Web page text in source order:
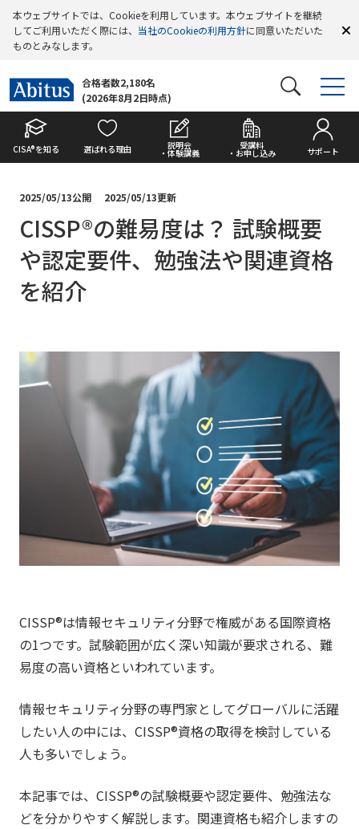
本ウェブサイトでは、Cookieを利用しています。本ウェブサイトを継続
してご利用いただく際には、 当社のCookieの利用方針に同意いただいた
ものとみなします。
合格者数2,180名
(2026年8月2日時点)
CISA®を知る 選ばれる理由 説明会
・体験講義
受講料
・お申し込み サポート
2025/05/13公開 2025/05/13更新
CISSP®の難易度は？ 試験概要
や認定要件、勉強法や関連資格
を紹介
CISSP®は情報セキュリティ分野で権威がある国際資格
の1つです。試験範囲が広く深い知識が要求される、難
易度の高い資格といわれています。
情報セキュリティ分野の専門家としてグローバルに活躍
したい人の中には、CISSP®資格の取得を検討している
人も多いでしょう。
本記事では、CISSP®の試験概要や認定要件、勉強法な
どを分かりやすく解説します。関連資格も紹介しますの